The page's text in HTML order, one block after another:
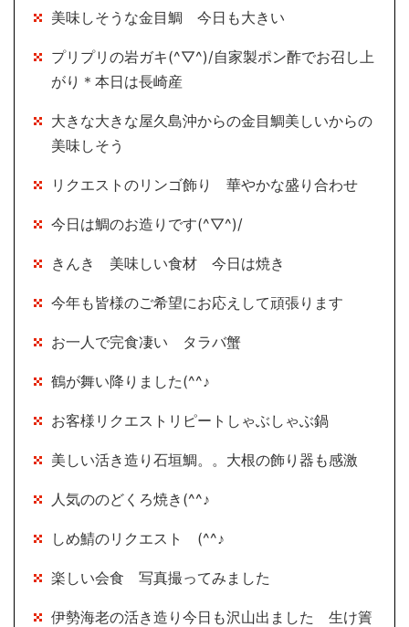
美味しそうな金目鯛 今日も大きい
プリプリの岩ガキ(^▽^)/自家製ポン酢でお召し上
がり＊本日は長崎産
大きな大きな屋久島沖からの金目鯛美しいからの
美味しそう
リクエストのリンゴ飾り 華やかな盛り合わせ
今日は鯛のお造りです(^▽^)/
きんき 美味しい食材 今日は焼き
今年も皆様のご希望にお応えして頑張ります
お一人で完食凄い タラバ蟹
鶴が舞い降りました(^^♪
お客様リクエストリピートしゃぶしゃぶ鍋
美しい活き造り石垣鯛。。大根の飾り器も感激
人気ののどくろ焼き(^^♪
しめ鯖のリクエスト (^^♪
楽しい会食 写真撮ってみました
伊勢海老の活き造り今日も沢山出ました 生け簀